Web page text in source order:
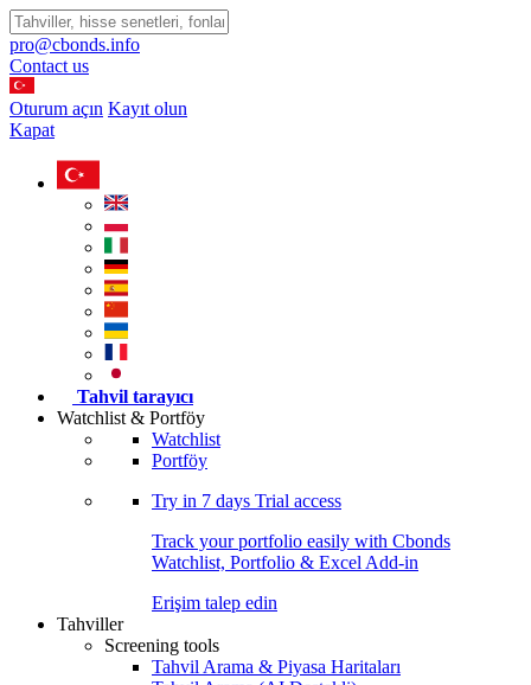
pro@cbonds.info
Contact us
Oturum açın Kayıt olun
Kapat
Tahvil tarayıcı
Watchlist & Portföy
Watchlist
Portföy
Try in 7 days Trial access
Track your portfolio easily with Cbonds
Watchlist, Portfolio & Excel Add-in
Erişim talep edin
Tahviller
Screening tools
Tahvil Arama & Piyasa Haritaları